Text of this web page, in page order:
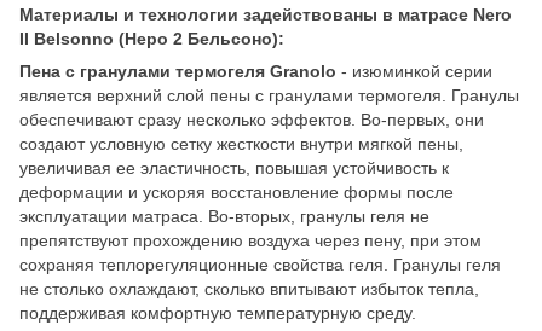
Материалы и технологии задействованы в матрасе Nero
II Belsonno (Неро 2 Бельсоно):
Пена с гранулами термогеля Granolo - изюминкой серии
является верхний слой пены с гранулами термогеля. Гранулы
обеспечивают сразу несколько эффектов. Во-первых, они
создают условную сетку жесткости внутри мягкой пены,
увеличивая ее эластичность, повышая устойчивость к
деформации и ускоряя восстановление формы после
эксплуатации матраса. Во-вторых, гранулы геля не
препятствуют прохождению воздуха через пену, при этом
сохраняя теплорегуляционные свойства геля. Гранулы геля
не столько охлаждают, сколько впитывают избыток тепла,
поддерживая комфортную температурную среду.